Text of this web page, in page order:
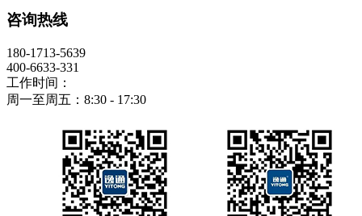
咨询热线
180-1713-5639
400-6633-331
工作时间：
周一至周五：8:30 - 17:30